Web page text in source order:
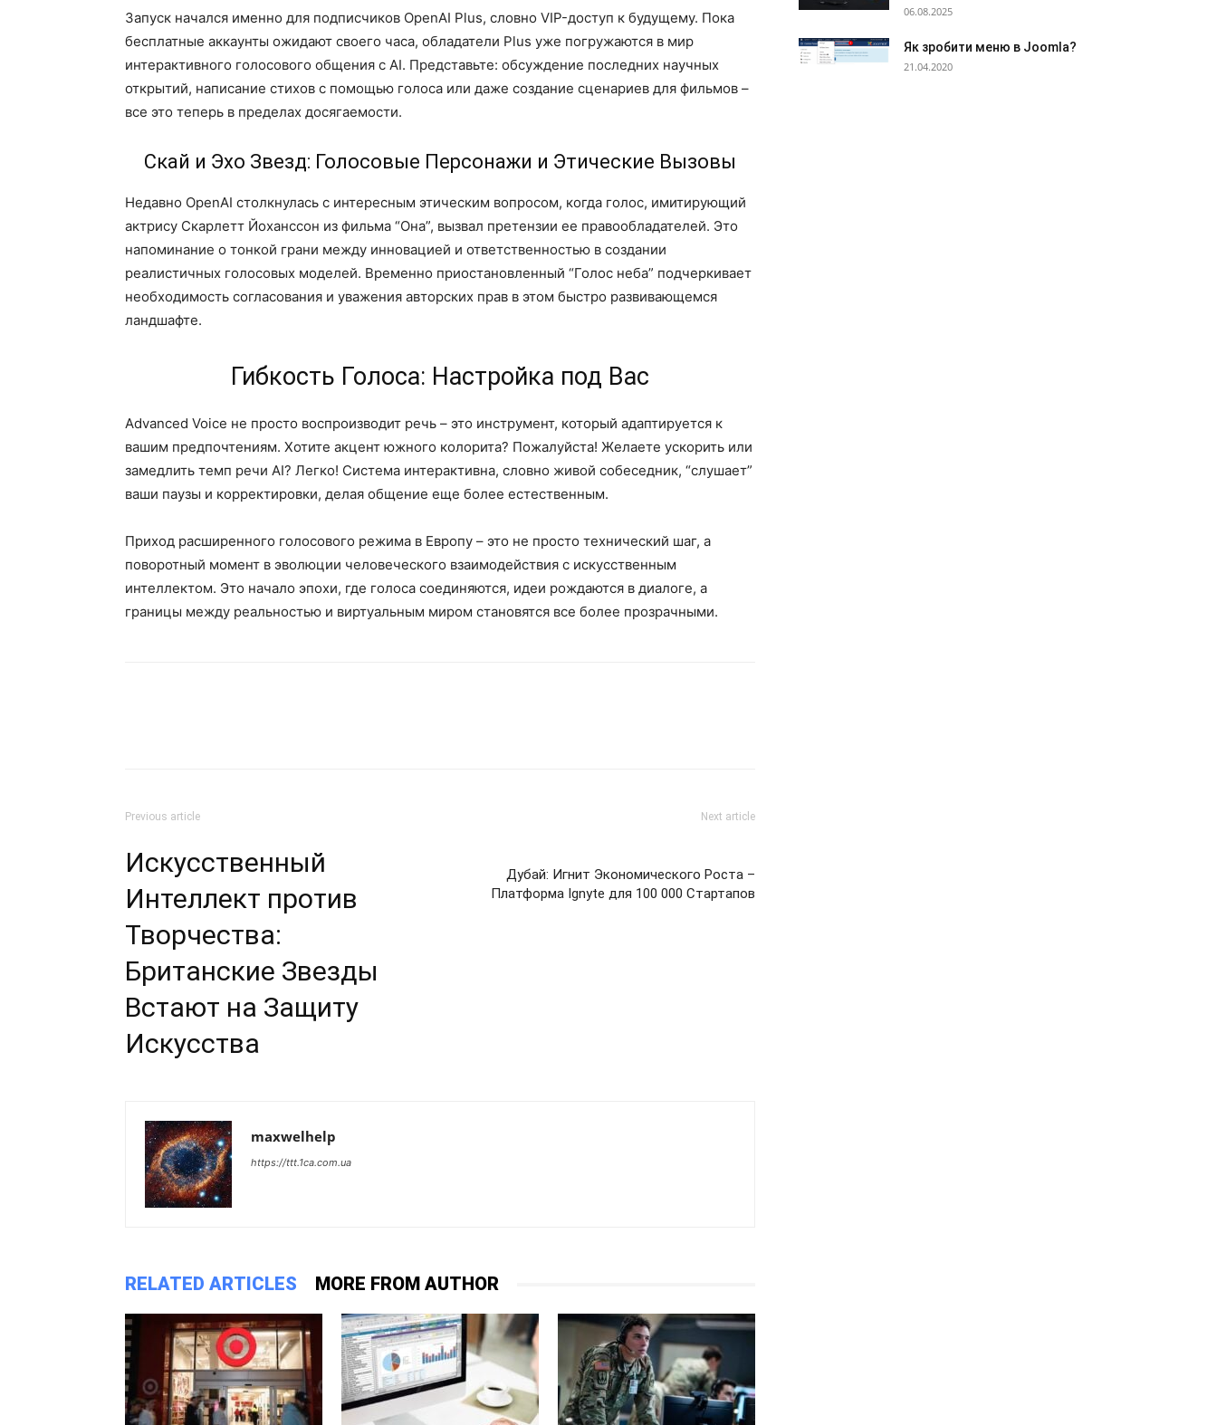
Запуск начался именно для подписчиков OpenAI Plus, словно VIP-доступ к будущему. Пока
бесплатные аккаунты ожидают своего часа, обладатели Plus уже погружаются в мир
интерактивного голосового общения с AI. Представьте: обсуждение последних научных
открытий, написание стихов с помощью голоса или даже создание сценариев для фильмов –
все это теперь в пределах досягаемости.
Скай и Эхо Звезд: Голосовые Персонажи и Этические Вызовы
Недавно OpenAI столкнулась с интересным этическим вопросом, когда голос, имитирующий
актрису Скарлетт Йоханссон из фильма “Она”, вызвал претензии ее правообладателей. Это
напоминание о тонкой грани между инновацией и ответственностью в создании
реалистичных голосовых моделей. Временно приостановленный “Голос неба” подчеркивает
необходимость согласования и уважения авторских прав в этом быстро развивающемся
ландшафте.
Гибкость Голоса: Настройка под Вас
Advanced Voice не просто воспроизводит речь – это инструмент, который адаптируется к
вашим предпочтениям. Хотите акцент южного колорита? Пожалуйста! Желаете ускорить или
замедлить темп речи AI? Легко! Система интерактивна, словно живой собеседник, “слушает”
ваши паузы и корректировки, делая общение еще более естественным.
Приход расширенного голосового режима в Европу – это не просто технический шаг, а
поворотный момент в эволюции человеческого взаимодействия с искусственным
интеллектом. Это начало эпохи, где голоса соединяются, идеи рождаются в диалоге, а
границы между реальностью и виртуальным миром становятся все более прозрачными.
Previous article
Искусственный
Интеллект против
Творчества:
Британские Звезды
Встают на Защиту
Искусства
Next article
Дубай: Игнит Экономического Роста –
Платформа Ignyte для 100 000 Стартапов
maxwelhelp
https://ttt.1ca.com.ua
RELATED ARTICLES MORE FROM AUTHOR
06.08.2025
Як зробити меню в Joomla?
21.04.2020